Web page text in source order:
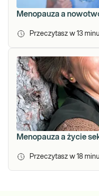
Menopauza a
Przeczytasz w 13
Menopauza a życie
Przeczytasz w 18